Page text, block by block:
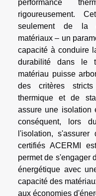
performance
rigoureusement.
seulement de
matériaux – un
capacité à conduire
durabilité dans le
matériau puisse
des critères
thermique et de
assure une isolation
conséquent, lors
l'isolation,
certifiés ACERMI
permet de s'engager
énergétique avec
capacité des
aux économies